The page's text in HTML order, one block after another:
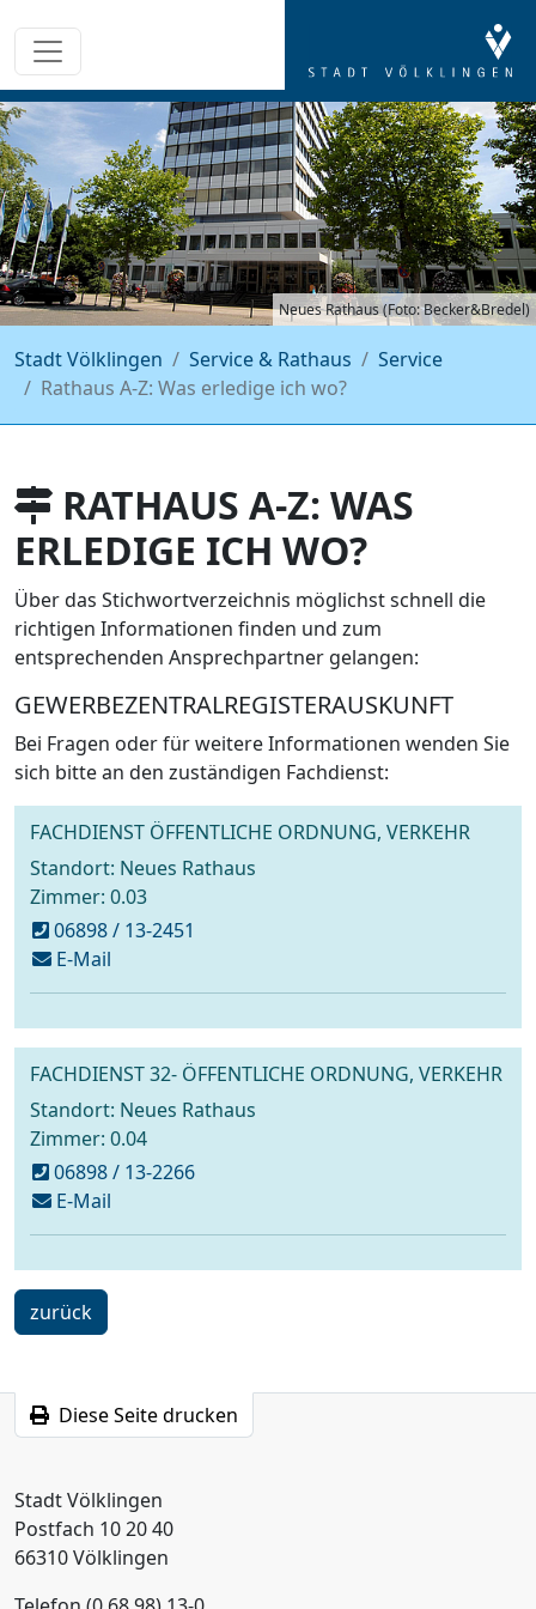
Neues Rathaus (Foto: Becker&Bredel)
Stadt Völklingen Service & Rathaus
Service
Rathaus A-Z: Was erledige ich wo?
RATHAUS A-Z: WAS
ERLEDIGE ICH WO?
Über das Stichwortverzeichnis möglichst schnell die
richtigen Informationen finden und zum
entsprechenden Ansprechpartner gelangen:
GEWERBEZENTRALREGISTERAUSKUNFT
Bei Fragen oder für weitere Informationen wenden Sie
sich bitte an den zuständigen Fachdienst:
FACHDIENST ÖFFENTLICHE ORDNUNG, VERKEHR
Standort: Neues Rathaus
Zimmer: 0.03
06898 / 13-2451
E-Mailschreiben
an
online@voelklingen.de
FACHDIENST 32- ÖFFENTLICHE ORDNUNG, VERKEHR
Standort: Neues Rathaus
Zimmer: 0.04
06898 / 13-2266
E-Mailschreiben
an
ein
Schritt
zurück
Diese Seite drucken
Stadt Völklingen
Postfach 10 20 40
66310 Völklingen